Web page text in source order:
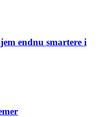
endnu smartere i